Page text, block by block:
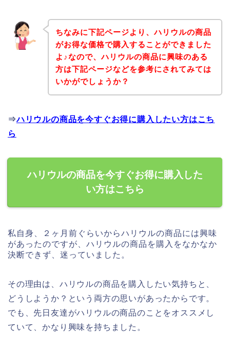
ちなみに下記ページより、ハリウルの商品
がお得な価格で購入することができました
よ♪なので、ハリウルの商品に興味のある
方は下記ページなどを参考にされてみては
いかがでしょうか？
⇒ハリウルの商品を今すぐお得に購入したい方はこち
ら
ハリウルの商品を今すぐお得に購入した
い方はこちら
私自身、２ヶ月前ぐらいからハリウルの商品には興味
があったのですが、ハリウルの商品を購入をなかなか
決断できず、迷っていました。
その理由は、ハリウルの商品を購入したい気持ちと、
どうしようか？という両方の思いがあったからです。
でも、先日友達がハリウルの商品のことをオススメし
ていて、かなり興味を持ちました。